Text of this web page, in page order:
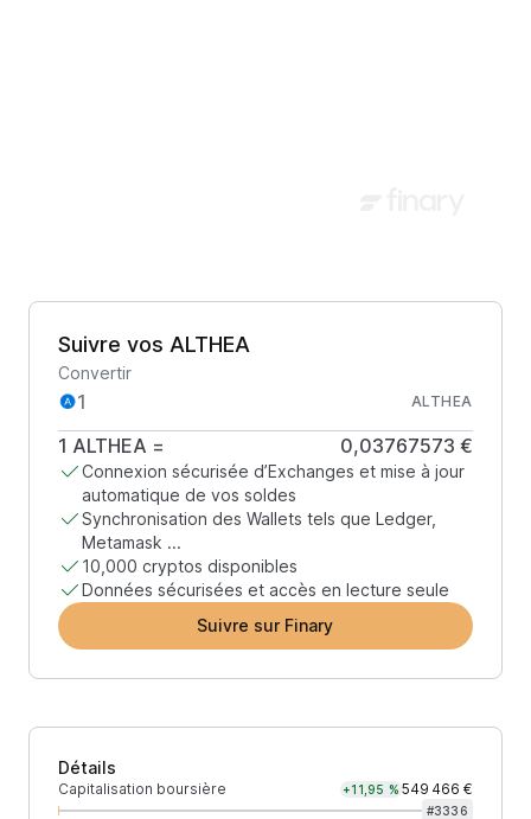
Suivre vos ALTHEA
Convertir
ALTHEA
1 ALTHEA = 0,03767573 €
Connexion sécurisée d’Exchanges et mise à jour
automatique de vos soldes
Synchronisation des Wallets tels que Ledger,
Metamask ...
10,000 cryptos disponibles
Données sécurisées et accès en lecture seule
Suivre sur Finary
Détails
Capitalisation boursière +11,95 % 549 466 €
#3336